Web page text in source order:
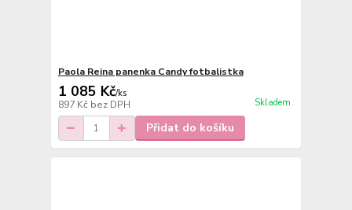
Paola Reina panenka Candy fotbalistka
1 085 Kč/ks
897 Kč bez DPH Skladem
Přidat do košíku